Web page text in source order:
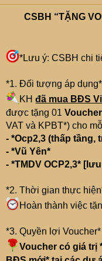
CSBH “TẶNG
*Lưu ý: CSBH chi
*1. Đối tượng áp
KHđã mua BĐS
được tặng 01
VAT và KPBT*) cho
- *Ocp2,3 (thấp tầng,
- *Vũ Yên*
- *TMDV OCP2,3*
*2. Thời gian thực
Hoàn thành việc
*3. Quyền lợi Voucher*
Voucher có giá trị